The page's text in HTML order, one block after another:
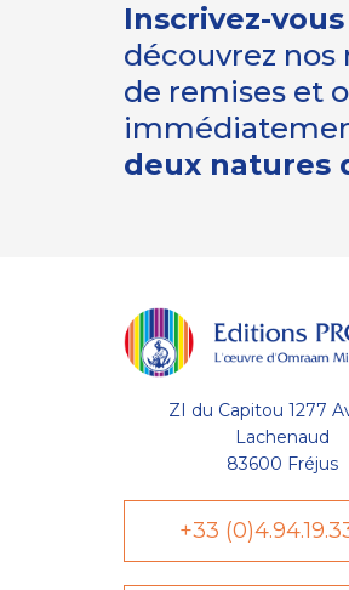
Inscrivez-
découvrez
de remises et
deux natures
ZI du Capitou 1277
Lachenaud
83600 Fréjus
+33